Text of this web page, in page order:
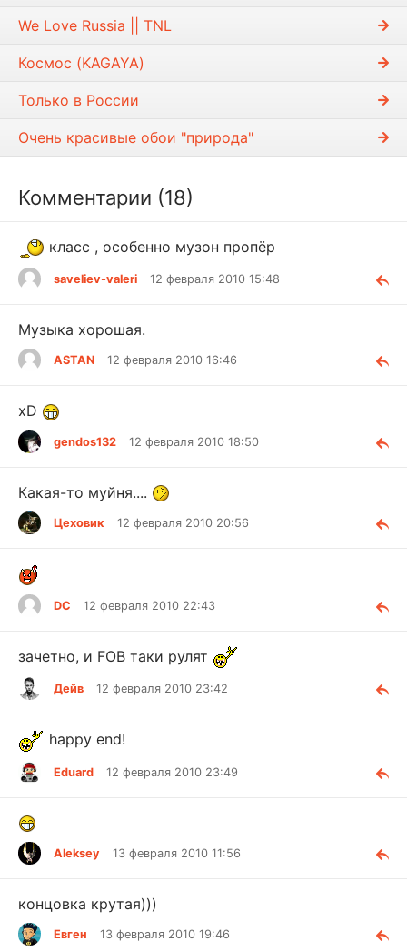
We Love Russia || TNL
Космос (KAGAYA)
Только в России
Очень красивые обои "природа"
Комментарии (18)
класс , особенно музон пропёр
saveliev-valeri 12 февраля 2010 15:48
Музыка хорошая.
ASTAN 12 февраля 2010 16:46
xD
gendos132 12 февраля 2010 18:50
Какая-то муйня....
Цеховик 12 февраля 2010 20:56
DC 12 февраля 2010 22:43
зачетно, и FOB таки рулят
Дейв 12 февраля 2010 23:42
happy end!
Eduard 12 февраля 2010 23:49
Aleksey 13 февраля 2010 11:56
концовка крутая)))
Евген 13 февраля 2010 19:46